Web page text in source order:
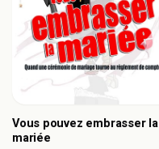
Vous pouvez embrasser la
mariée